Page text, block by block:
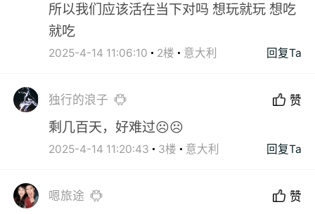
所以我们应该活在当下对吗 想玩就玩 想吃
就吃
2025-4-14 11:06:10 2楼 意大利 回复Ta
独行的浪子 赞
剩几百天，好难过☹☹
2025-4-14 11:20:43 3楼 意大利 回复Ta
嗯旅途 赞